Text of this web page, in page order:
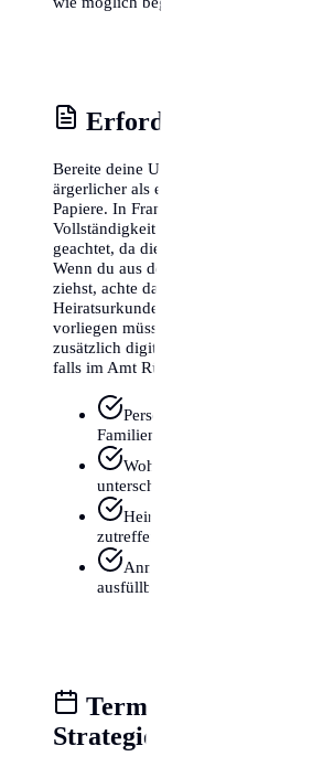
Erforderliche
Bereite deine Unterlagen sorgfältig
ärgerlicher als ein abgelehnter Termin
Papiere. In Frankfurt am Main wird
Vollständigkeit der
geachtet, da diese gesetzlich
Wenn du aus dem Ausland nach
ziehst, achte darauf, dass
Heiratsurkunden) oft in einer
vorliegen müssen. Wir empfehlen, alle
zusätzlich digital auf dem Smartphone
falls im Amt Rückfragen entstehen.
Personalausweis oder
Familienmitglieder)
Wohnungsgeberbestätigung
unterschrieben)
Heiratsurkunde oder
zutreffend)
Anmeldeformular (oft
ausfüllbar)
Terminvereinbarung
Strategie